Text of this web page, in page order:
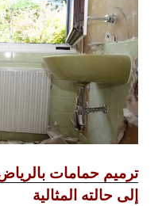
ترميم حمامات
إلى حالته المثالية